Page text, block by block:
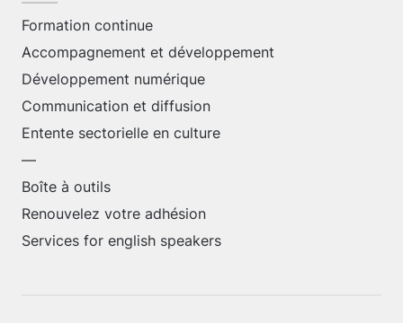
Formation continue
Accompagnement et développement
Développement numérique
Communication et diffusion
Entente sectorielle en culture
—
Boîte à outils
Renouvelez votre adhésion
Services for english speakers